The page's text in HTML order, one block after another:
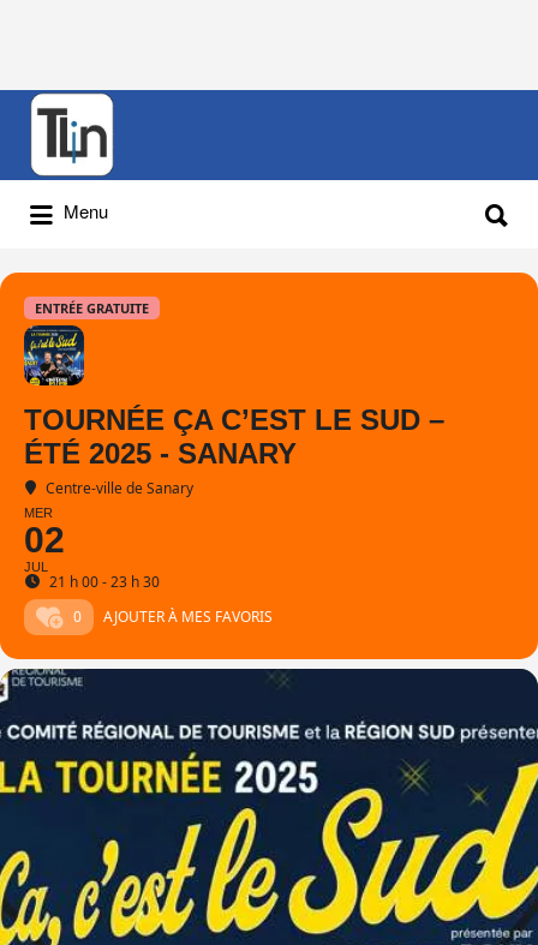
Rechercher
Menu
ENTRÉE GRATUITE
TOURNÉE ÇA C’EST LE SUD –
ÉTÉ 2025 - SANARY
Centre-ville de Sanary
MER
02
JUL
21 h 00 - 23 h 30
0
AJOUTER À MES FAVORIS